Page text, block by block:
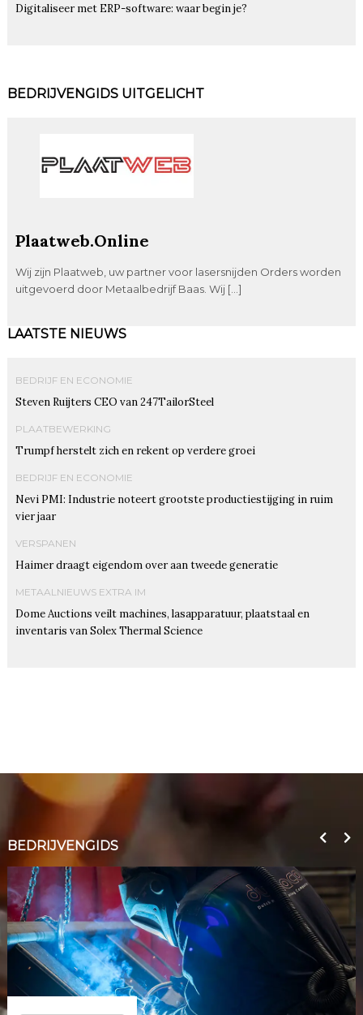
Digitaliseer met ERP-software: waar begin je?
BEDRIJVENGIDS UITGELICHT
Plaatweb.Online
Wij zijn Plaatweb, uw partner voor lasersnijden Orders worden
uitgevoerd door Metaalbedrijf Baas. Wij […]
LAATSTE NIEUWS
BEDRIJF EN ECONOMIE
Steven Ruijters CEO van 247TailorSteel
PLAATBEWERKING
Trumpf herstelt zich en rekent op verdere groei
BEDRIJF EN ECONOMIE
Nevi PMI: Industrie noteert grootste productiestijging in ruim
vier jaar
VERSPANEN
Haimer draagt eigendom over aan tweede generatie
METAALNIEUWS EXTRA IM
Dome Auctions veilt machines, lasapparatuur, plaatstaal en
inventaris van Solex Thermal Science
BEDRIJVENGIDS